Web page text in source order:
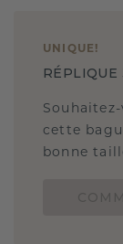
UNIQUE !
RÉPLIQUE
cette
bonne